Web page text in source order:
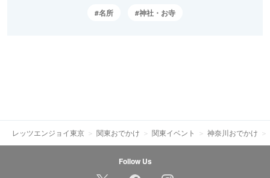
名所 神社・お寺
レッツエンジョイ東京 関東おでかけ 関東イベント 神奈川おでかけ
Follow Us